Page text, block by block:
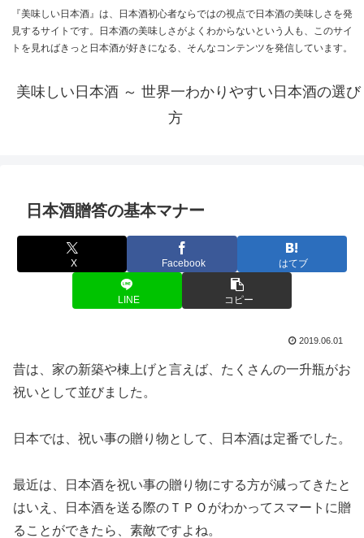
『美味しい日本酒』は、日本酒初心者ならではの視点で日本酒の美味しさを発
見するサイトです。日本酒の美味しさがよくわからないという人も、このサイ
トを見ればきっと日本酒が好きになる、そんなコンテンツを発信しています。
美味しい日本酒 ～ 世界一わかりやすい日本酒の選び
方
日本酒贈答の基本マナー
X Facebook はてブ
LINE コピー
2019.06.01
昔は、家の新築や棟上げと言えば、たくさんの一升瓶がお
祝いとして並びました。
日本では、祝い事の贈り物として、日本酒は定番でした。
最近は、日本酒を祝い事の贈り物にする方が減ってきたと
はいえ、日本酒を送る際のＴＰＯがわかってスマートに贈
ることができたら、素敵ですよね。